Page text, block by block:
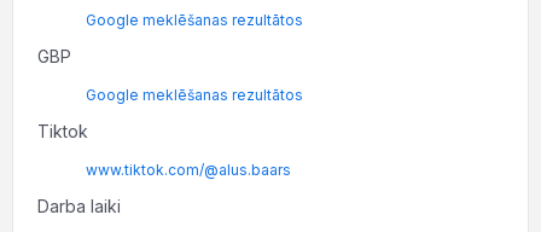
Google meklēšanas rezultātos
GBP
Google meklēšanas rezultātos
Tiktok
www.tiktok.com/@alus.baars
Darba laiki